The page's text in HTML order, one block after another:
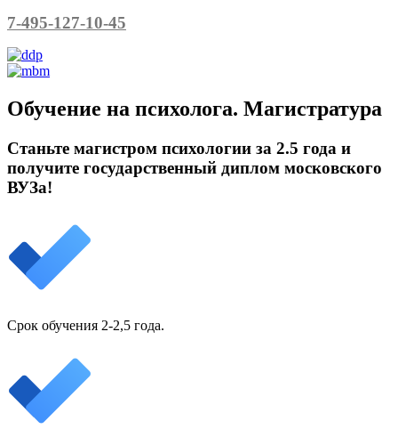
7-495-127-10-45
Обучение на психолога. Магистратура
Станьте магистром психологии за 2.5 года и
получите государственный диплом московского
ВУЗа!
Срок обучения 2-2,5 года.